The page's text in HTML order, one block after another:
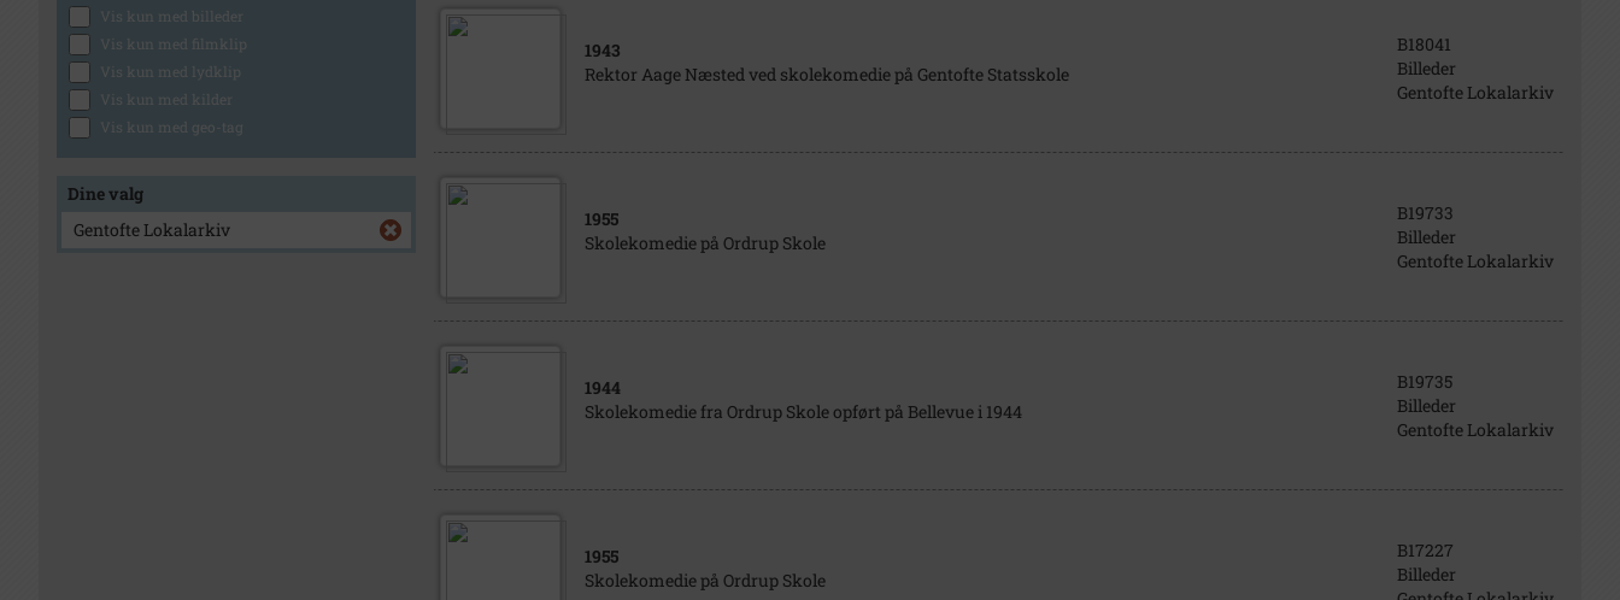
Vis kun med billeder
Vis kun med filmklip
Vis kun med lydklip
Vis kun med kilder
Vis kun med geo-tag
Dine valg
Gentofte Lokalarkiv
1943
Rektor Aage Næsted ved skolekomedie på Gentofte Statsskole
B18041
Billeder
Gentofte Lokalarkiv
1955
Skolekomedie på Ordrup Skole
B19733
Billeder
Gentofte Lokalarkiv
1944
Skolekomedie fra Ordrup Skole opført på Bellevue i 1944
B19735
Billeder
Gentofte Lokalarkiv
1955
Skolekomedie på Ordrup Skole
B17227
Billeder